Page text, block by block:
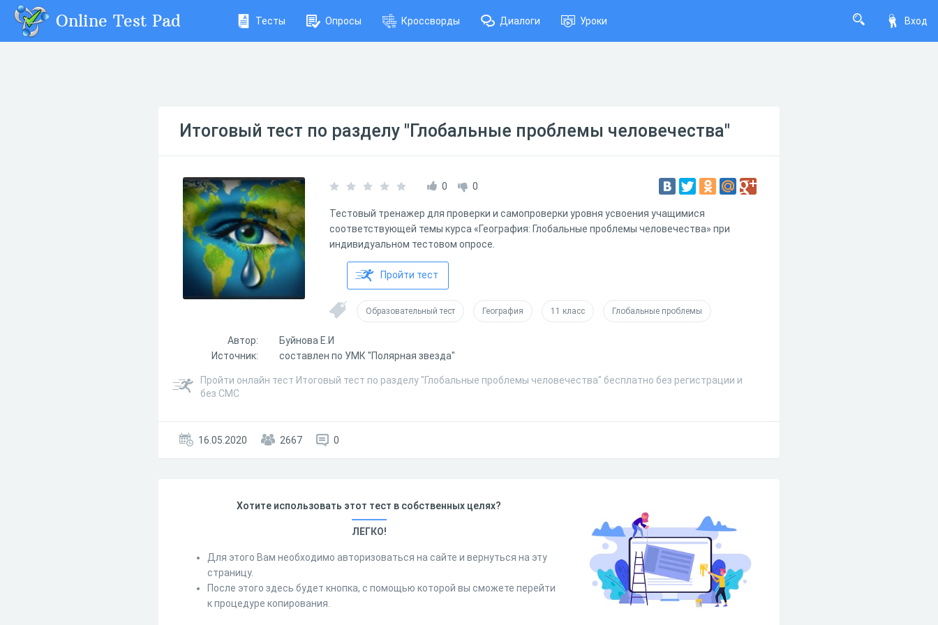
Вход
Online Test Pad Тесты Опросы Кроссворды Диалоги Уроки
Итоговый тест по разделу "Глобальные проблемы человечества"
0 0
Тестовый тренажер для проверки и самопроверки уровня усвоения учащимися
соответствующей темы курса «География: Глобальные проблемы человечества» при
индивидуальном тестовом опросе.
Пройти тест
Образовательный тест География 11 класс Глобальные проблемы
Автор:
Буйнова Е.И
Источник:
составлен по УМК "Полярная звезда"
Пройти онлайн тест Итоговый тест по разделу "Глобальные проблемы человечества" бесплатно без регистрации и
без СМС
16.05.2020 2667 0
Хотите использовать этот тест в собственных целях?
ЛЕГКО!
Для этого Вам необходимо авторизоваться на сайте и вернуться на эту
страницу.
После этого здесь будет кнопка, с помощью которой вы сможете перейти
к процедуре копирования.